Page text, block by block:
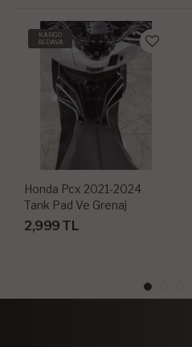
KARGO
BEDAVA
Honda Pcx 2021-2024
Tank Pad Ve Grenaj
Kaplama
2,999 TL